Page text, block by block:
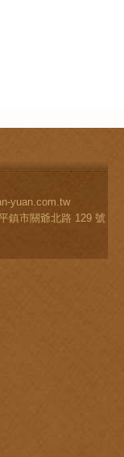
yuan.com.tw
鎮市關爺北路 129 號